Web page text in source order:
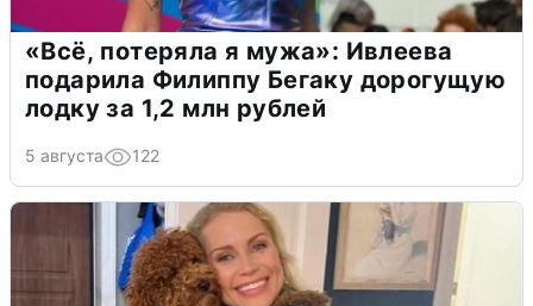
«Всё, потеряла я мужа»: Ивлеева
подарила Филиппу Бегаку дорогущую
лодку за 1,2 млн рублей
5 августа 122